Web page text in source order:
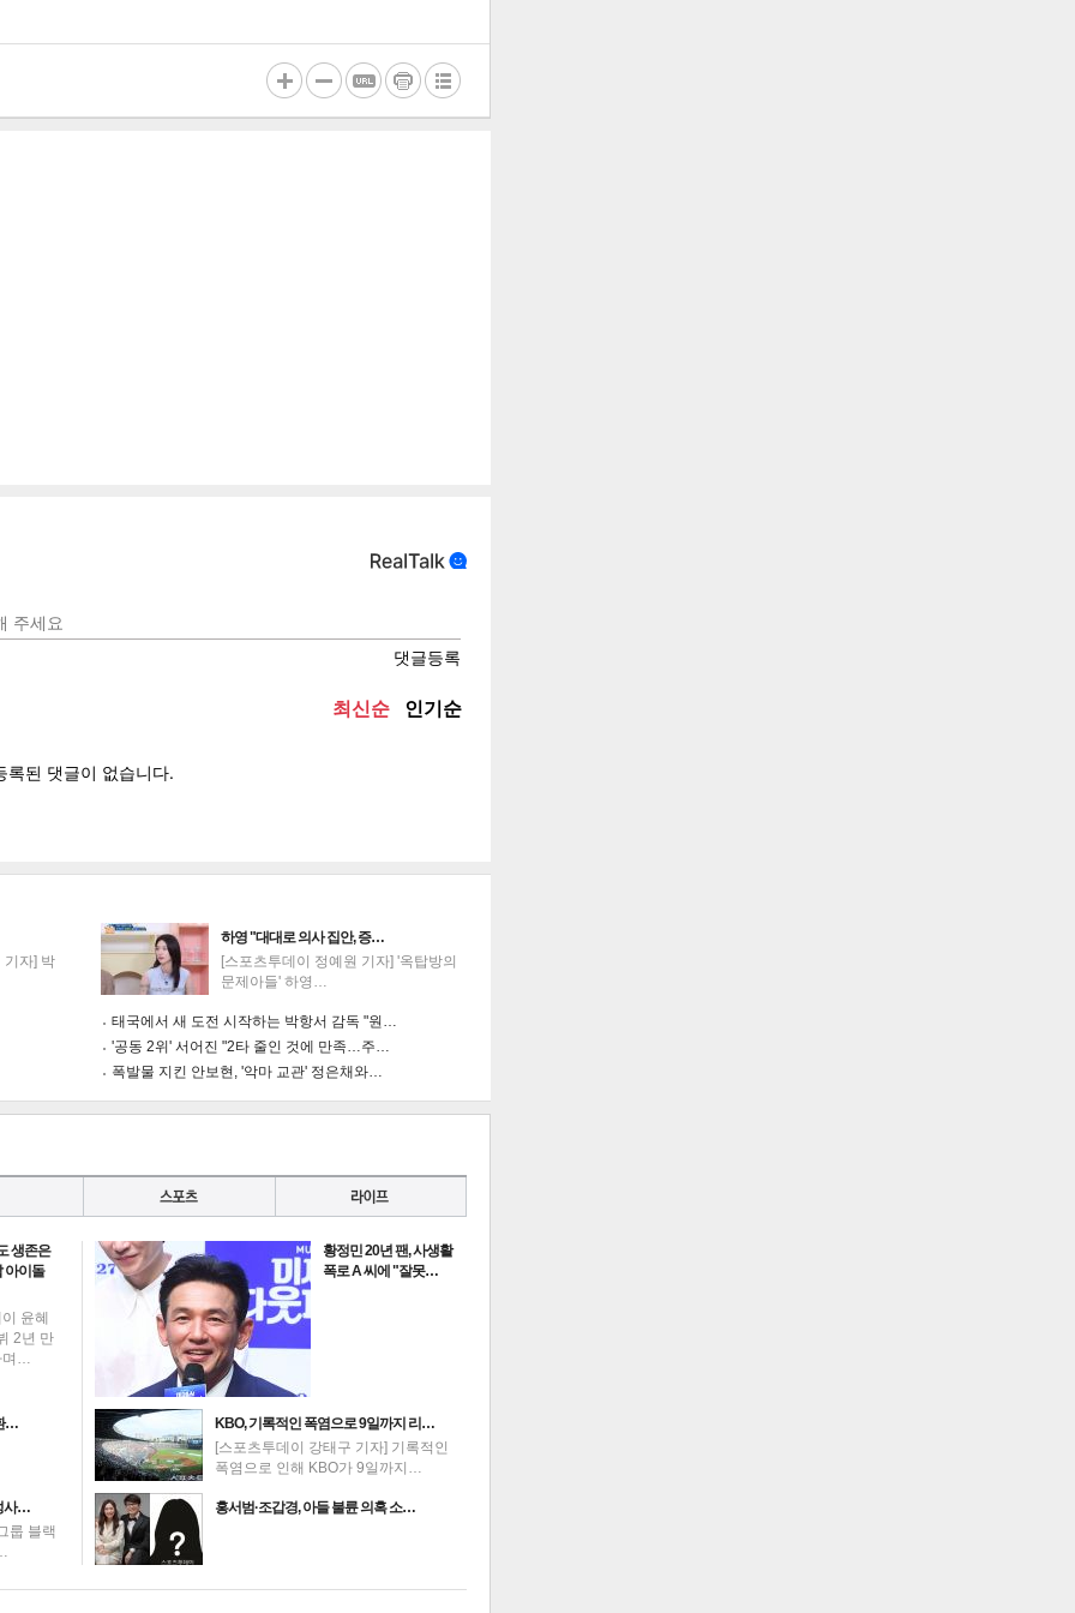
인쇄 목록
기자] 박
하영 "대대로 의사 집안, 증…
[스포츠투데이 정예원 기자] '옥탑방의
문제아들' 하영…
태국에서 새 도전 시작하는 박항서 감독 "원…
'공동 2위' 서어진 "2타 줄인 것에 만족…주…
폭발물 지킨 안보현, '악마 교관' 정은채와…
생존은
이돌
윤혜
2년 만
며…
…
사…
룹 블랙
황정민 20년 팬, 사생활
폭로 A 씨에 "잘못…
KBO, 기록적인 폭염으로 9일까지 리…
[스포츠투데이 강태구 기자] 기록적인
폭염으로 인해 KBO가 9일까지…
홍서범·조갑경, 아들 불륜 의혹 소…